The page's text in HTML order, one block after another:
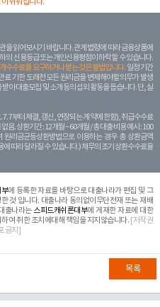
을 읽어보시기 바랍니다. 관계 법령에 따라 금융상품에
의 신용등급 또는 개인신용평점이 하락할 수 있습니다.
수수료를 요구하거나 받는 것은 불법입니다. 일정 기간
기한 도래전 모든 원리금을 변제해야할 의무가 발생
아 대출모집 및 소개 등의 섭외 활동을 돕습니다. 단, 실
7부터 체결, 갱신, 연장되는 계 약에 한함), 취급수수료
. 상환기간 : 12개월 ~ 60개월 / 총 대출 비용 예시 : 100
리금균등상환방법으로 이용하는 경우 총 상환금액
따라 달라질 수 있습니다.) 채무의 조기 상환수수료율
에 등록한 자료를 바탕으로 대출나라가 편집 및 그
것 입니다. 대출나라 동의없이무단전재 또는 재배
출나라는 스피드캐쉬론대부에 게재한 자료에 대한
여 취한 조치에대해 책임을 지지않습니다. [저작권
금지]
목록